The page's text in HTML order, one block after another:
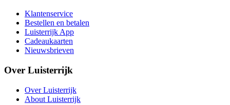
Klantenservice
Bestellen en betalen
Luisterrijk App
Cadeaukaarten
Nieuwsbrieven
Over Luisterrijk
Over Luisterrijk
About Luisterrijk